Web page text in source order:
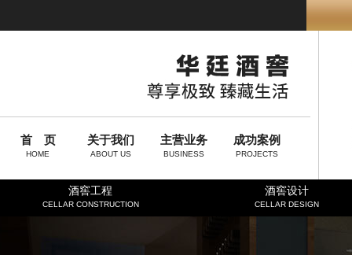
首 页
HOME
关于我们
ABOUT US
主营业务
BUSINESS
成功案例
PROJECTS
酒窖工程
CELLAR CONSTRUCTION
酒窖设计
CELLAR DESIGN